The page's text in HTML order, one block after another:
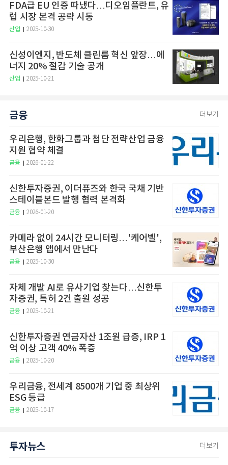
FDA급 EU 인증 따냈다…디오임플란트, 유
럽 시장 본격 공략 시동
산업 2025-10-30
신성이엔지, 반도체 클린룸 혁신 앞장…에
너지 20% 절감 기술 공개
산업 2025-10-21
금융 더보기
우리은행, 한화그룹과 첨단 전략산업 금융
지원 협약 체결
금융 2026-01-22
신한투자증권, 이더퓨즈와 한국 국채 기반
스테이블본드 발행 협력 본격화
금융 2026-01-20
카메라 없이 24시간 모니터링…'케어벨',
부산은행 앱에서 만난다
금융 2025-10-30
자체 개발 AI로 유사기업 찾는다…신한투
자증권, 특허 2건 출원 성공
금융 2025-10-21
신한투자증권 연금자산 1조원 급증, IRP 1
억 이상 고객 40% 폭증
금융 2025-10-20
우리금융, 전세계 8500개 기업 중 최상위
ESG 등급
금융 2025-10-17
투자뉴스 더보기